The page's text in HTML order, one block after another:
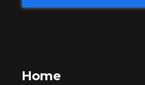
Home